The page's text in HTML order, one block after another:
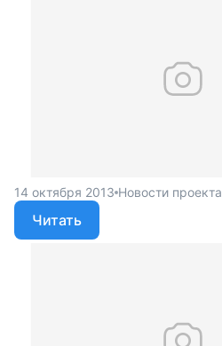
14 октября 2013 Новости проекта
Читать